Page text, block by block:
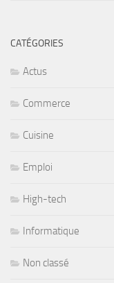
CATÉGORIES
Actus
Commerce
Cuisine
Emploi
High-tech
Informatique
Non classé